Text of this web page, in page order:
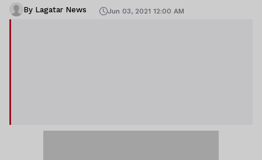
By Lagatar News Jun 03, 2021 12:00 AM